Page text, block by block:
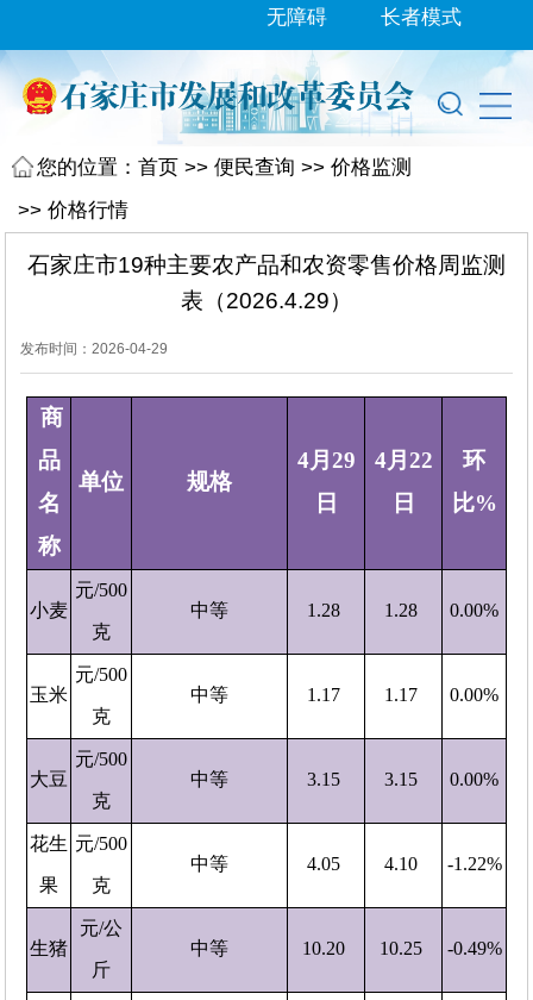
无障碍 长者模式
您的位置：首页 >>便民查询 >>价格监测
>>价格行情
石家庄市19种主要农产品和农资零售价格周监测
表（2026.4.29）
发布时间：2026-04-29
商
品
名
称
单位 规格
4月29
日
4月22
日
环
比%
小麦
元/500
克
中等 1.28 1.28 0.00%
玉米
元/500
克
中等 1.17 1.17 0.00%
大豆
元/500
克
中等 3.15 3.15 0.00%
花生
果
元/500
克
中等 4.05 4.10 -1.22%
生猪
元/公
斤
中等 10.20 10.25 -0.49%